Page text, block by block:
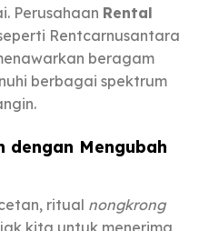
Perusahaan Rental
Rentcarnusantara
beragam
berbagai spektrum
dengan Mengubah
ritual nongkrong
kita untuk menerima